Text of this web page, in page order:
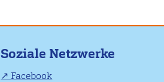
Soziale Netzwerke
Facebook